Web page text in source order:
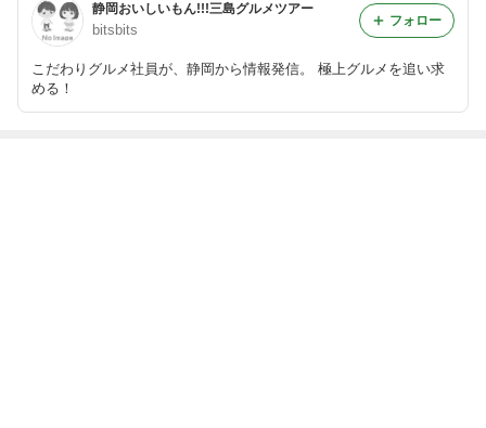
静岡おいしいもん!!!三島グルメツアー
bitsbits
こだわりグルメ社員が、静岡から情報発信。 極上グルメを追い求
める！
フォロー